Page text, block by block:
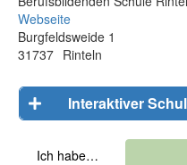
Webseite
Burgfeldsweide 1
31737 Rinteln
Interaktiver
Ich habe…